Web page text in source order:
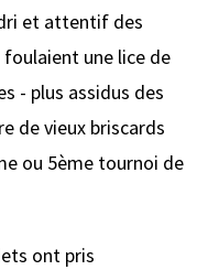
et attentif des
foulaient une lice de
- plus assidus des
de vieux briscards
ou 5ème tournoi de
ont pris